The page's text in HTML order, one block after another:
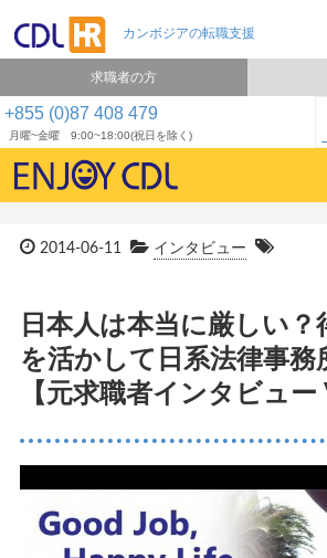
+855 (0)87 408 479
月曜~金曜 9:00~18:00(祝日を除く)
求職者の方
2014-06-11 インタビュー
日本人は本当に厳しい？
を活かして日系法律事務
【元求職者インタビュー